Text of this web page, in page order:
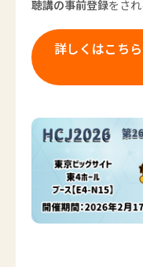
聴講の事前登録をさ
詳しくはこち